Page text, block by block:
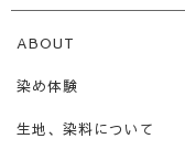
ABOUT
染め体験
生地、染料について